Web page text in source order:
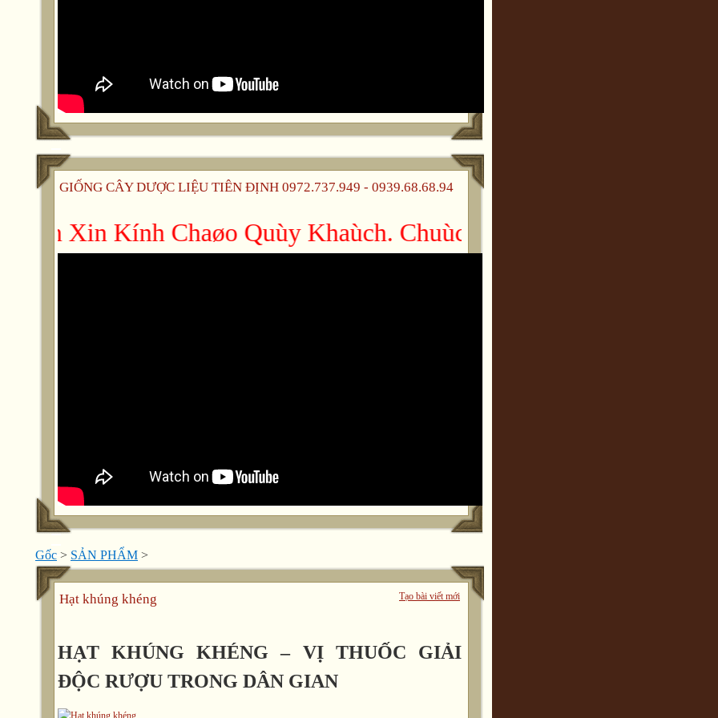
GIỐNG CÂY DƯỢC LIỆU TIÊN ĐỊNH 0972.737.949 - 0939.68.68.94
Xin Kính Chaøo Quùy Khaùch. Chuùc gheù thaêm vui veû!!
Gốc > SẢN PHẨM >
Tạo bài viết mới
Hạt khúng khéng
HẠT KHÚNG KHÉNG – VỊ THUỐC GIẢI
ĐỘC RƯỢU TRONG DÂN GIAN